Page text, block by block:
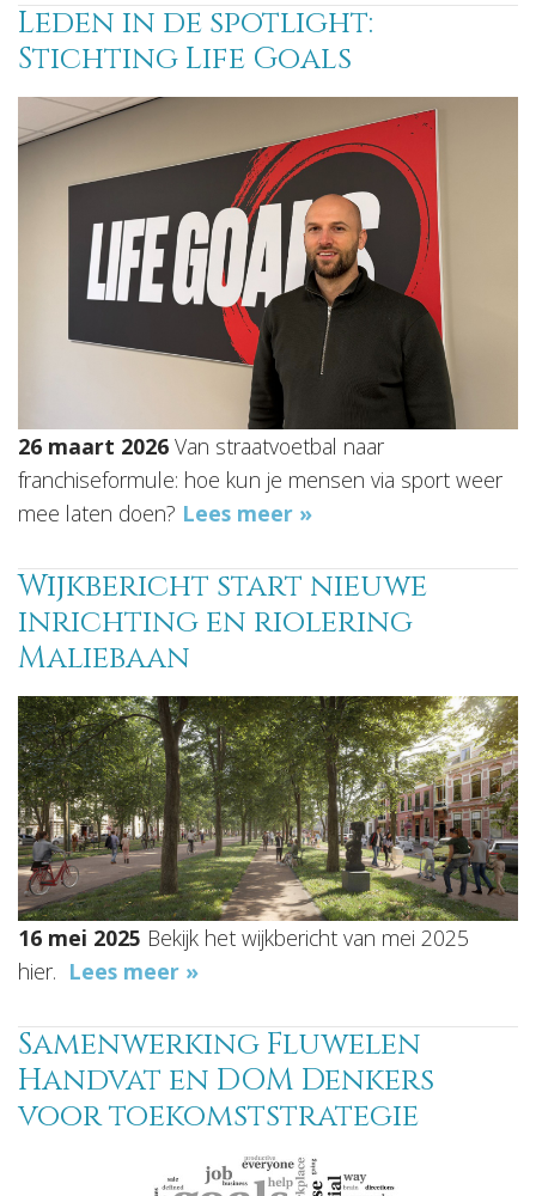
Leden in de spotlight:
Stichting Life Goals
26 maart 2026 Van straatvoetbal naar
franchiseformule: hoe kun je mensen via sport weer
mee laten doen? Lees meer »
Wijkbericht start nieuwe
inrichting en riolering
Maliebaan
16 mei 2025 Bekijk het wijkbericht van mei 2025
hier. Lees meer »
Samenwerking Fluwelen
Handvat en DOM Denkers
voor toekomststrategie